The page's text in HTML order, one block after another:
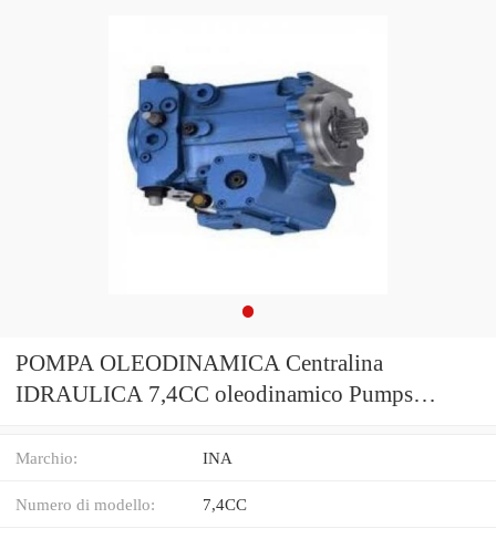
POMPA OLEODINAMICA Centralina
IDRAULICA 7,4CC oleodinamico Pumps
Marchio: INA
Numero di modello: 7,4CC